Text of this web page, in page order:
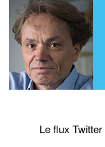
Le flux